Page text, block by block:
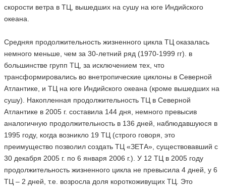
скорости ветра в ТЦ, вышедших на сушу на юге Индийского
океана.
Средняя продолжительность жизненного цикла ТЦ оказалась
немного меньше, чем за 30-летний ряд (1970-1999 гг). в
большинстве групп ТЦ, за исключением тех, что
трансформировались во внетропические циклоны в Северной
Атлантике, и ТЦ на юге Индийского океана (кроме вышедших на
сушу). Накопленная продолжительность ТЦ в Северной
Атлантике в 2005 г. составила 144 дня, немного превысив
аналогичную продолжительность в 136 дней, наблюдавшуюся в
1995 году, когда возникло 19 ТЦ (строго говоря, это
преимущество позволил создать ТЦ «ЗЕТА», существовавший с
30 декабря 2005 г. по 6 января 2006 г.). У 12 ТЦ в 2005 году
продолжительность жизненного цикла не превысила 4 дней, у 6
ТЦ – 2 дней, т.е. возросла доля короткоживущих ТЦ. Это